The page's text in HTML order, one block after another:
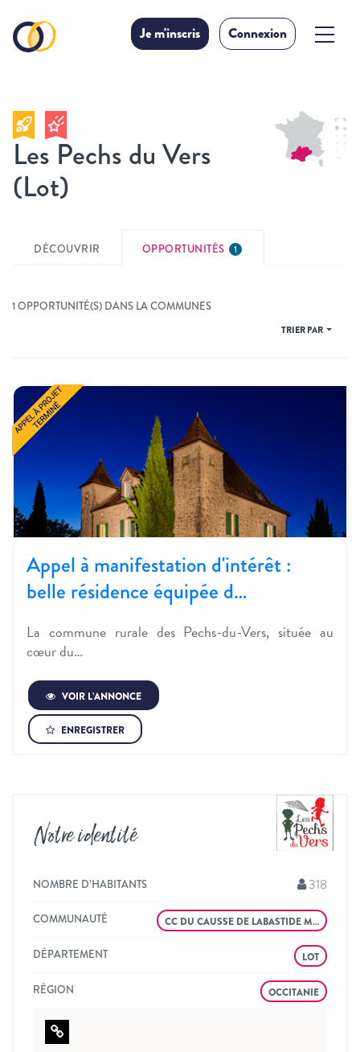
Je m'inscris Connexion
Les Pechs du Vers
(Lot)
DÉCOUVRIR OPPORTUNITÉS 1
1 OPPORTUNITÉ(S) DANS LA COMMUNES
TRIER PAR
Appel à manifestation d'intérêt :
belle résidence équipée d…
La commune rurale des Pechs-du-Vers, située au
cœur du…
VOIR L’ANNONCE
ENREGISTRER
Notre identité
NOMBRE D’HABITANTS 318
COMMUNAUTÉ CC DU CAUSSE DE LABASTIDE M…
DÉPARTEMENT LOT
RÉGION OCCITANIE